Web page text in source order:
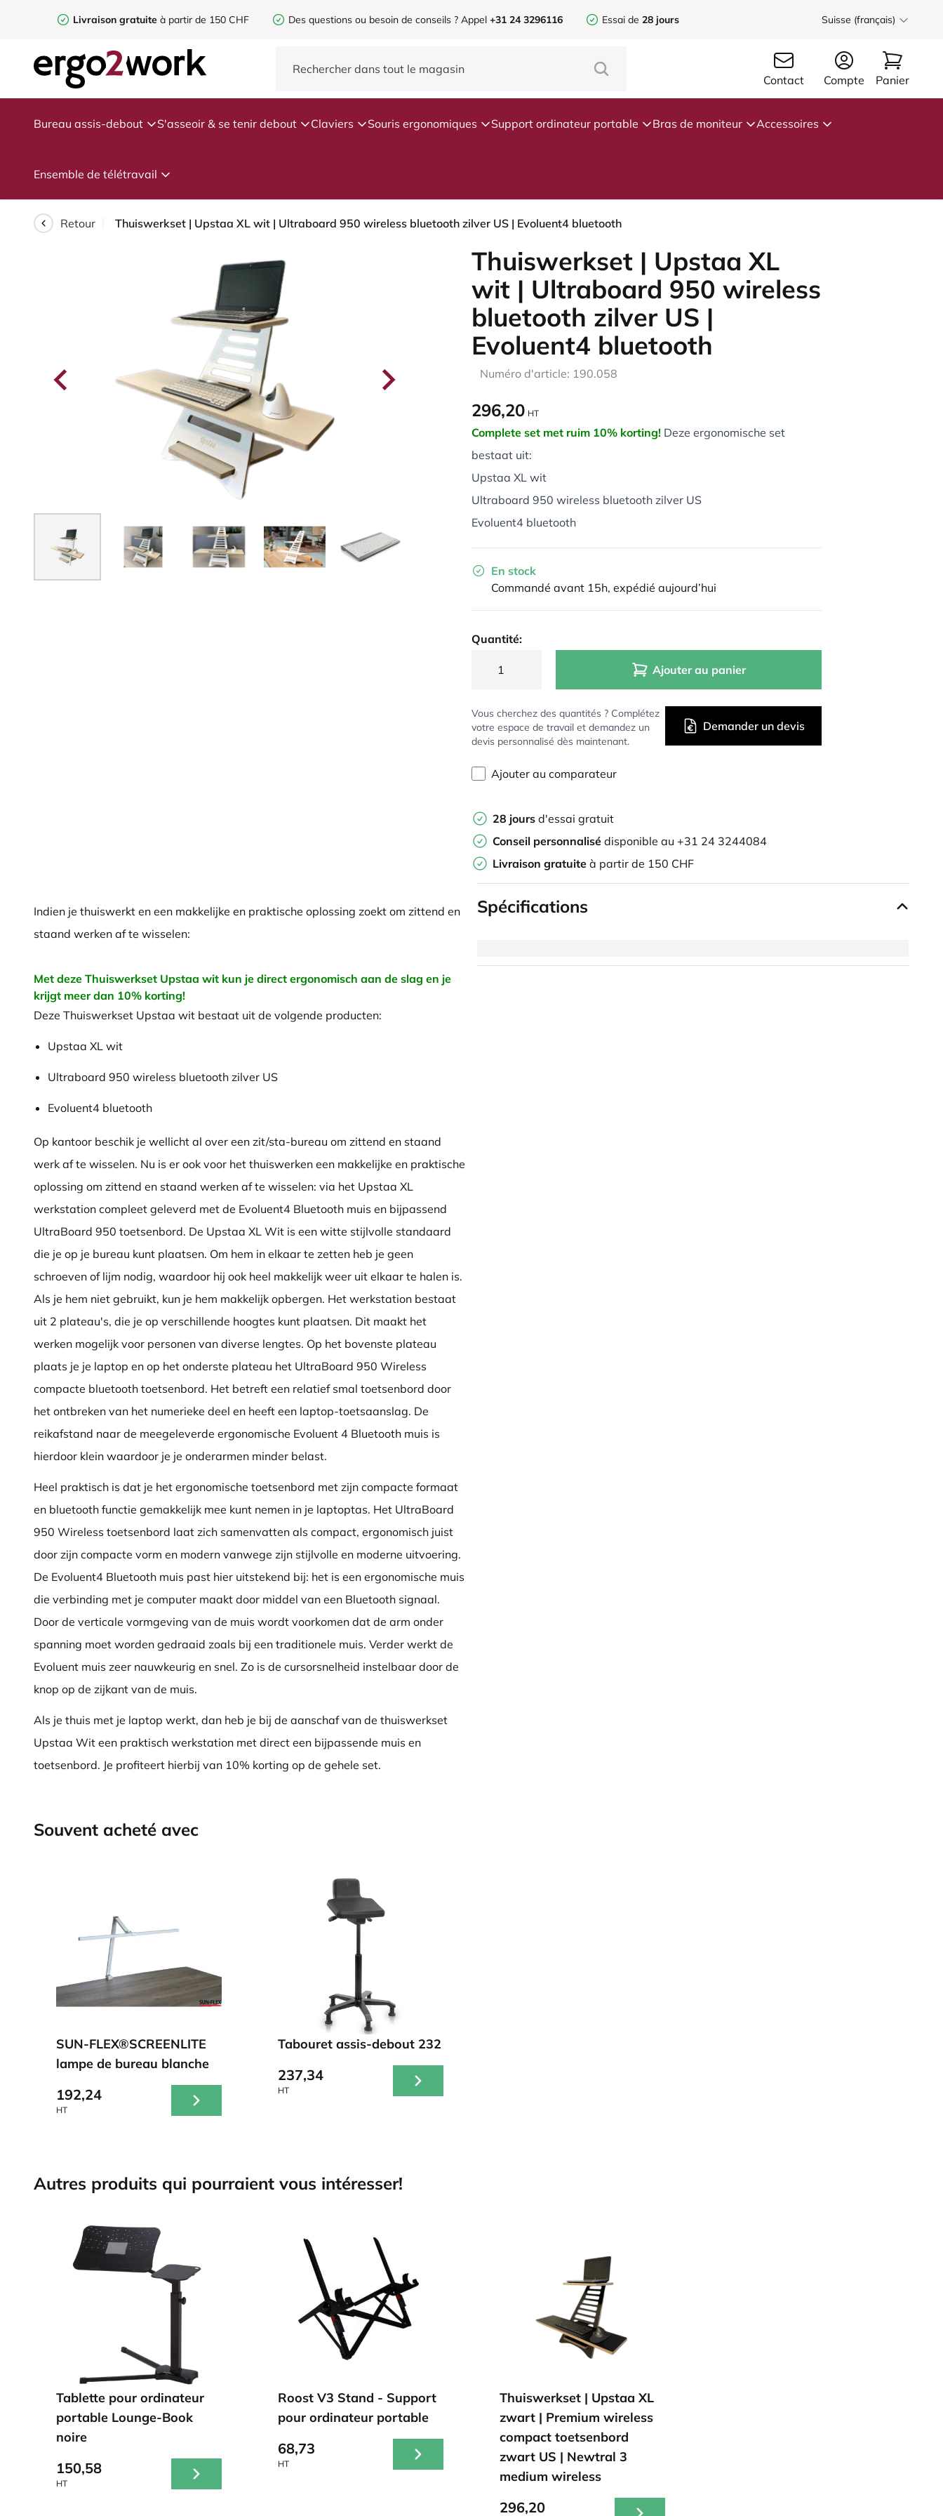
Livraison gratuite à partir de 150 CHF Des questions ou besoin de conseils ? Appel +31 24 3296116 Essai de 28 jours Suisse (français)
Contact Compte Panier
Bureau assis-debout S'asseoir & se tenir debout Claviers Souris ergonomiques Support ordinateur portable Bras de moniteur Accessoires
Ensemble de télétravail
Retour Thuiswerkset | Upstaa XL wit | Ultraboard 950 wireless bluetooth zilver US | Evoluent4 bluetooth
Thuiswerkset | Upstaa XL
wit | Ultraboard 950 wireless
bluetooth zilver US |
Evoluent4 bluetooth
Numéro d'article: 190.058
296,20 HT
Complete set met ruim 10% korting! Deze ergonomische set
bestaat uit:
Upstaa XL wit
Ultraboard 950 wireless bluetooth zilver US
Evoluent4 bluetooth
En stock
Commandé avant 15h, expédié aujourd’hui
Quantité:
Ajouter au panier
Vous cherchez des quantités ? Complétez
votre espace de travail et demandez un
devis personnalisé dès maintenant.
Demander un devis
Ajouter au comparateur
28 jours d'essai gratuit
Conseil personnalisé disponible au +31 24 3244084
Livraison gratuite à partir de 150 CHF
Indien je thuiswerkt en een makkelijke en praktische oplossing zoekt om zittend en
staand werken af te wisselen:
Met deze Thuiswerkset Upstaa wit kun je direct ergonomisch aan de slag en je
krijgt meer dan 10% korting!
Deze Thuiswerkset Upstaa wit bestaat uit de volgende producten:
Upstaa XL wit
Ultraboard 950 wireless bluetooth zilver US
Evoluent4 bluetooth
Op kantoor beschik je wellicht al over een zit/sta-bureau om zittend en staand
werk af te wisselen. Nu is er ook voor het thuiswerken een makkelijke en praktische
oplossing om zittend en staand werken af te wisselen: via het Upstaa XL
werkstation compleet geleverd met de Evoluent4 Bluetooth muis en bijpassend
UltraBoard 950 toetsenbord. De Upstaa XL Wit is een witte stijlvolle standaard
die je op je bureau kunt plaatsen. Om hem in elkaar te zetten heb je geen
schroeven of lijm nodig, waardoor hij ook heel makkelijk weer uit elkaar te halen is.
Als je hem niet gebruikt, kun je hem makkelijk opbergen. Het werkstation bestaat
uit 2 plateau's, die je op verschillende hoogtes kunt plaatsen. Dit maakt het
werken mogelijk voor personen van diverse lengtes. Op het bovenste plateau
plaats je je laptop en op het onderste plateau het UltraBoard 950 Wireless
compacte bluetooth toetsenbord. Het betreft een relatief smal toetsenbord door
het ontbreken van het numerieke deel en heeft een laptop-toetsaanslag. De
reikafstand naar de meegeleverde ergonomische Evoluent 4 Bluetooth muis is
hierdoor klein waardoor je je onderarmen minder belast.
Heel praktisch is dat je het ergonomische toetsenbord met zijn compacte formaat
en bluetooth functie gemakkelijk mee kunt nemen in je laptoptas. Het UltraBoard
950 Wireless toetsenbord laat zich samenvatten als compact, ergonomisch juist
door zijn compacte vorm en modern vanwege zijn stijlvolle en moderne uitvoering.
De Evoluent4 Bluetooth muis past hier uitstekend bij: het is een ergonomische muis
die verbinding met je computer maakt door middel van een Bluetooth signaal.
Door de verticale vormgeving van de muis wordt voorkomen dat de arm onder
spanning moet worden gedraaid zoals bij een traditionele muis. Verder werkt de
Evoluent muis zeer nauwkeurig en snel. Zo is de cursorsnelheid instelbaar door de
knop op de zijkant van de muis.
Als je thuis met je laptop werkt, dan heb je bij de aanschaf van de thuiswerkset
Upstaa Wit een praktisch werkstation met direct een bijpassende muis en
toetsenbord. Je profiteert hierbij van 10% korting op de gehele set.
Spécifications
Souvent acheté avec
SUN-FLEX®SCREENLITE
lampe de bureau blanche
192,24
HT
Tabouret assis-debout 232
237,34
HT
Autres produits qui pourraient vous intéresser!
Tablette pour ordinateur
portable Lounge-Book
noire
150,58
HT
Roost V3 Stand - Support
pour ordinateur portable
68,73
HT
Thuiswerkset | Upstaa XL
zwart | Premium wireless
compact toetsenbord
zwart US | Newtral 3
medium wireless
296,20